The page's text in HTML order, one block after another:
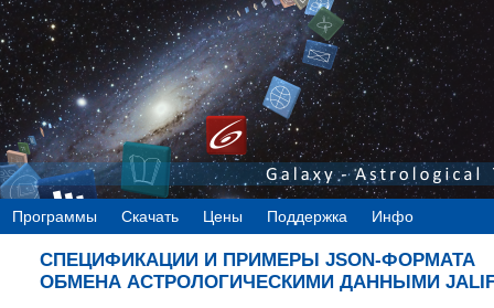
СПЕЦИФИКАЦИИ И ПРИМЕРЫ JSON-ФОРМАТА
ОБМЕНА АСТРОЛОГИЧЕСКИМИ ДАННЫМИ
Программы Скачать Цены Поддержка Инфо